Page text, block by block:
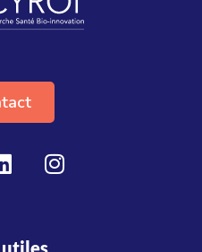
utiles